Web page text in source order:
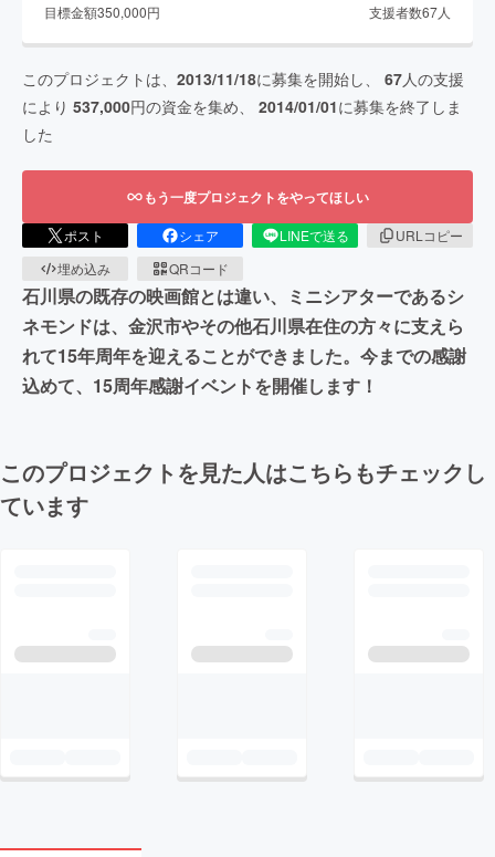
目標金額350,000円 支援者数67人
このプロジェクトは、 2013/11/18に募集を開始し、 67人の支援
により 537,000円の資金を集め、 2014/01/01に募集を終了しま
した
もう一度プロジェクトをやってほしい
ポスト シェア LINEで送る
URLコピー
埋め込み
QRコード
石川県の既存の映画館とは違い、ミニシアターであるシ
ネモンドは、金沢市やその他石川県在住の方々に支えら
れて15年周年を迎えることができました。今までの感謝
込めて、15周年感謝イベントを開催します！
このプロジェクトを見た人はこちらもチェックし
ています